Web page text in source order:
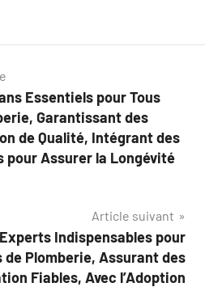
Essentiels pour Tous
Garantissant des
de Qualité, Intégrant des
pour Assurer la Longévité
Article suivant
Indispensables pour
de Plomberie, Assurant des
Fiables, Avec l’Adoption